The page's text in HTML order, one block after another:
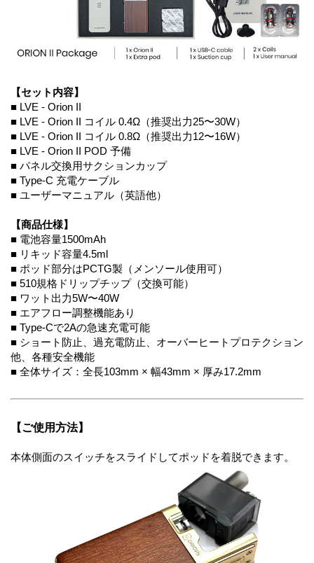
【セット内容】
■ LVE - Orion II
■ LVE - Orion II コイル 0.4Ω（推奨出力25〜30W）
■ LVE - Orion II コイル 0.8Ω（推奨出力12〜16W）
■ LVE - Orion II POD 予備
■ パネル交換用サクションカップ
■ Type-C 充電ケーブル
■ ユーザーマニュアル（英語他）
【商品仕様】
■ 電池容量1500mAh
■ リキッド容量4.5ml
■ ポッド部分はPCTG製（メンソール使用可）
■ 510規格ドリップチップ（交換可能）
■ ワット出力5W〜40W
■ エアフロー調整機能あり
■ Type-Cで2Aの急速充電可能
■ ショート防止、過充電防止、オーバーヒートプロテクション
他、各種安全機能
■ 全体サイズ：全長103mm × 幅43mm × 厚み17.2mm
【ご使用方法】
本体側面のスイッチをスライドしてポッドを着脱できます。